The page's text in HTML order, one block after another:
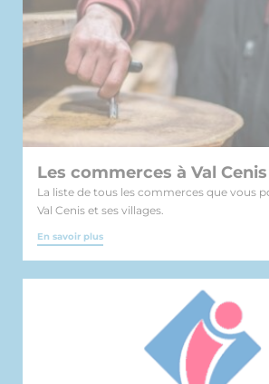
Les commerces à Val Cenis
La liste de tous les commerces que vous
Val Cenis et ses villages.
En savoir plus